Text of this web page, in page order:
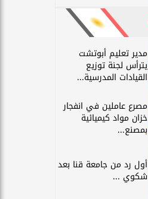
مدير تعليم أبوتشت
يترأس لجنة توزيع
القيادات المدرسية...
مصرع عاملين في انفجار
خزان مواد كيميائية
بمصنع...
أول رد من جامعة قنا بعد
شكوي ...